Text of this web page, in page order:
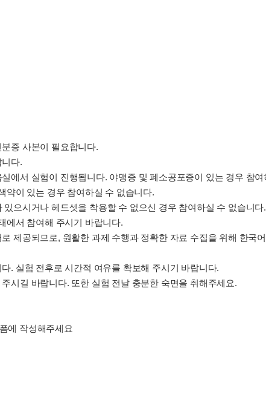
증 사본이 필요합니다.
다.
에서 실험이 진행됩니다. 야맹증 및 폐소공포증이 있는 경우 참
약이 있는 경우 참여하실 수 없습니다.
으시거나 헤드셋을 착용할 수 없으신 경우 참여하실 수 없습니다.
에서 참여해 주시기 바랍니다.
제공되므로, 원활한 과제 수행과 정확한 자료 수집을 위해 한국
. 실험 전후로 시간적 여유를 확보해 주시기 바랍니다.
시길 바랍니다. 또한 실험 전날 충분한 숙면을 취해주세요.
에 작성해주세요